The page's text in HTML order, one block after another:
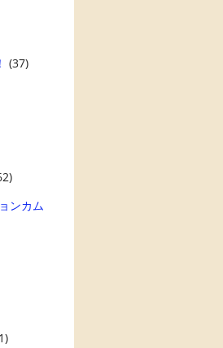
(37)
ンカム